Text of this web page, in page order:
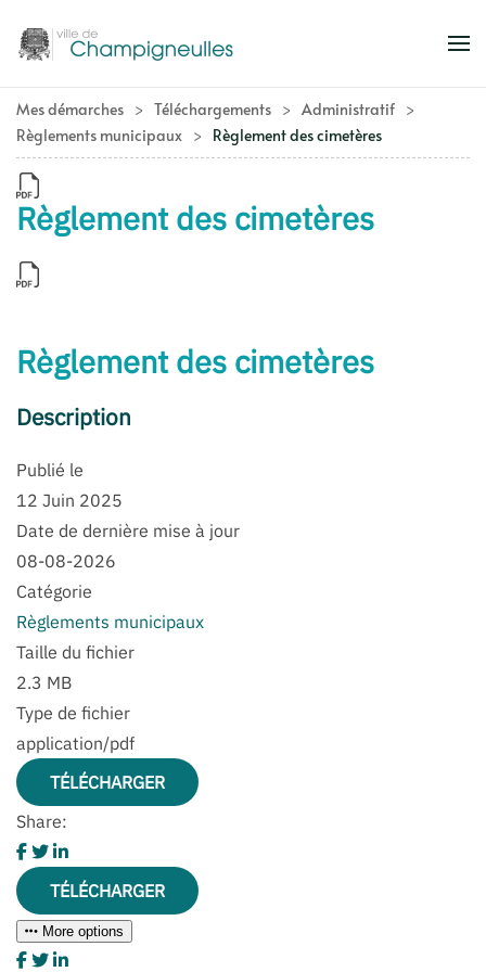
Accéder au contenu principal
Mes démarches Téléchargements
Administratif
Règlements municipaux
Règlement des cimetères
Règlement des cimetères
Règlement des cimetères
Description
Publié le
12 Juin 2025
Date de dernière mise à jour
08-08-2026
Catégorie
Règlements municipaux
Taille du fichier
2.3 MB
Type de fichier
application/pdf
TÉLÉCHARGER
Share:
TÉLÉCHARGER
More options